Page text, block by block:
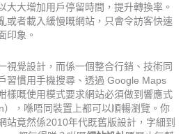
大大增加用戶停留時間，提升轉換率。
或者載入緩慢嘅網站，只會令訪客快速
印象。
視覺設計，而係一個整合行銷、技術同
習慣用手機搜尋、透過 Google Maps
樣嘅使用模式要求網站必須做到響應式
，喺唔同裝置上都可以順暢瀏覽。你
站竟然係2010年代既舊版設計，字細到